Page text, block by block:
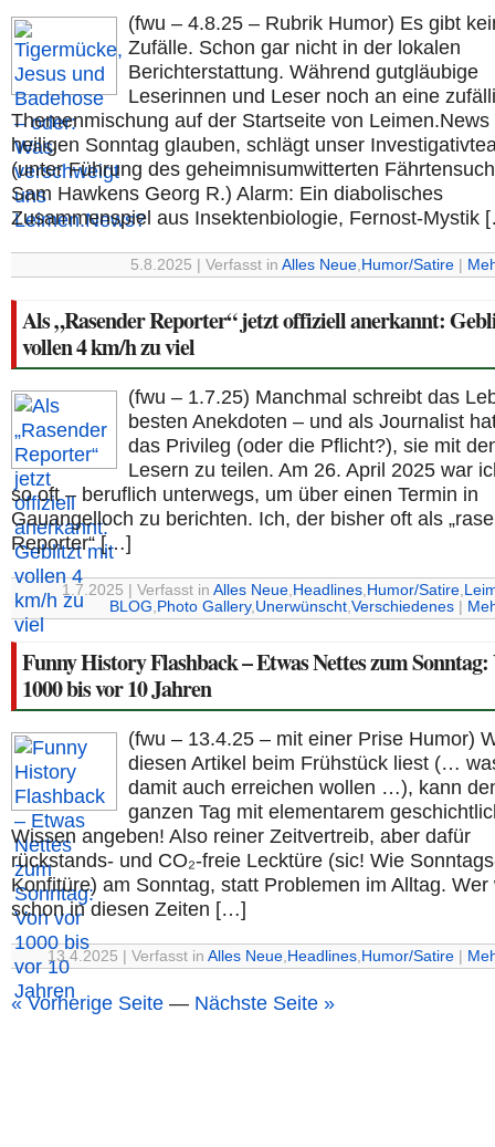
(fwu – 4.8.25 – Rubrik Humor) Es gibt
Zufälle. Schon gar nicht in der lokalen
Berichterstattung. Während gutgläubige
Leserinnen und Leser noch an eine
Themenmischung auf der Startseite von Leimen.News
heiligen Sonntag glauben, schlägt unser
(unter Führung des geheimnisumwitterten
Sam Hawkens Georg R.) Alarm: Ein diabolisches
Zusammenspiel aus Insektenbiologie, Fernost-Mystik
5.8.2025 | Verfasst in Alles Neue, Humor/Satire
Als „Rasender Reporter“ jetzt offiziell anerkannt:
vollen 4 km/h zu viel
(fwu – 1.7.25) Manchmal schreibt das
besten Anekdoten – und als Journalist
das Privileg (oder die Pflicht?), sie mit
Lesern zu teilen. Am 26. April 2025 war
so oft – beruflich unterwegs, um über einen Termin in
Gauangelloch zu berichten. Ich, der bisher oft als
Reporter“ […]
1.7.2025 | Verfasst in Alles Neue, Headlines, Humor/Satire,
BLOG, Photo Gallery,Unerwünscht,Verschiedenes
Funny History Flashback – Etwas Nettes zum Sonntag:
1000 bis vor 10 Jahren
(fwu – 13.4.25 – mit einer Prise Humor)
diesen Artikel beim Frühstück liest (…
damit auch erreichen wollen …), kann
ganzen Tag mit elementarem
Wissen angeben! Also reiner Zeitvertreib, aber dafür
rückstands- und CO₂-freie Lecktüre (sic! Wie
Konfitüre) am Sonntag, statt Problemen im Alltag. Wer
schon in diesen Zeiten […]
13.4.2025 | Verfasst in Alles Neue, Headlines, Humor/Satire
« Vorherige Seite — Nächste Seite »